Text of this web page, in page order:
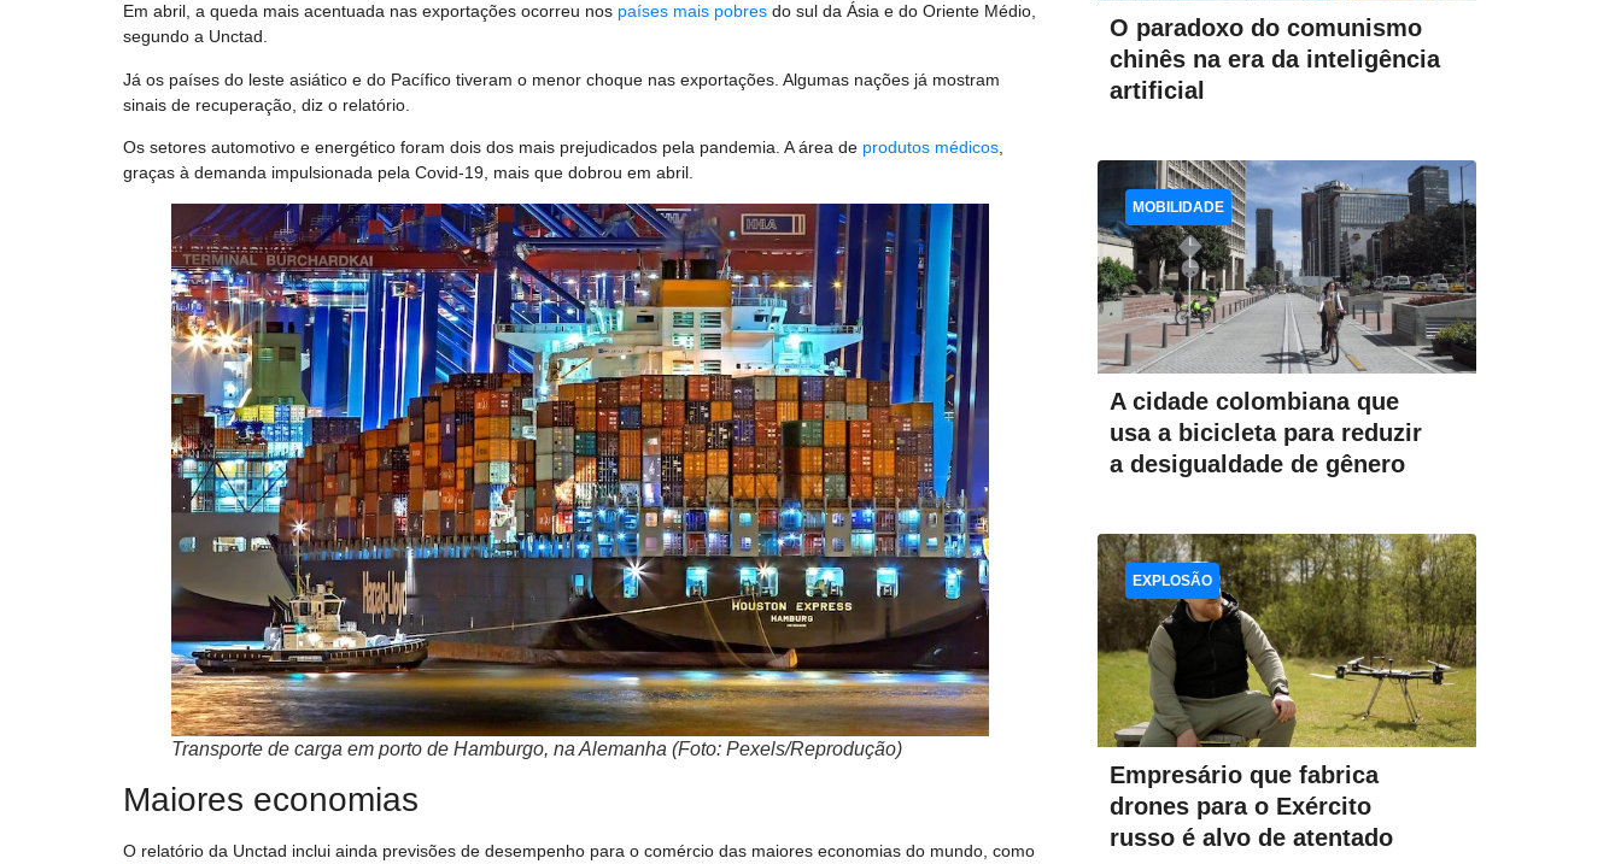
Em abril, a queda mais acentuada nas exportações ocorreu nos países mais pobres do sul da Ásia e do Oriente Médio,
segundo a Unctad.
Já os países do leste asiático e do Pacífico tiveram o menor choque nas exportações. Algumas nações já mostram
sinais de recuperação, diz o relatório.
Os setores automotivo e energético foram dois dos mais prejudicados pela pandemia. A área de produtos médicos,
graças à demanda impulsionada pela Covid-19, mais que dobrou em abril.
Transporte de carga em porto de Hamburgo, na Alemanha (Foto: Pexels/Reprodução)
Maiores economias
O relatório da Unctad inclui ainda previsões de desempenho para o comércio das maiores economias do mundo, como
O paradoxo do comunismo
chinês na era da inteligência
artificial
A cidade colombiana que
usa a bicicleta para reduzir
a desigualdade de gênero
MOBILIDADE
Empresário que fabrica
drones para o Exército
russo é alvo de atentado
EXPLOSÃO